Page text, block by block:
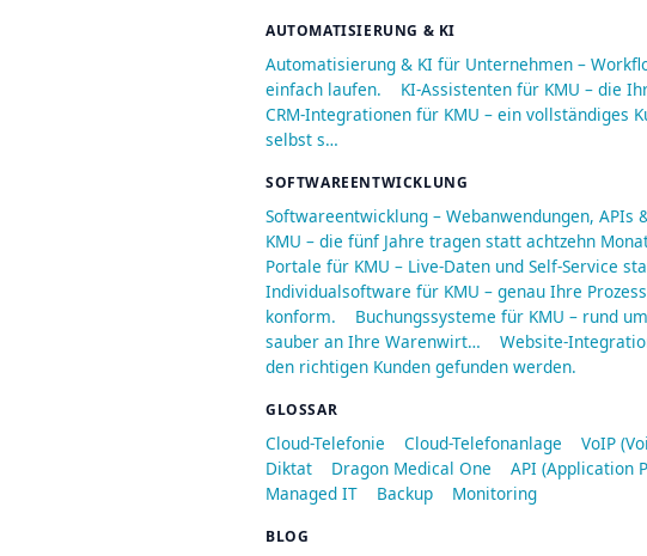
AUTOMATISIERUNG & KI
Automatisierung & KI für Unternehmen –
einfach laufen.
KI-Assistenten für KMU – die
CRM-Integrationen für KMU – ein vollständiges
selbst s…
SOFTWAREENTWICKLUNG
Softwareentwicklung – Webanwendungen, APIs
KMU – die fünf Jahre tragen statt achtzehn
Portale für KMU – Live-Daten und Self-Service
Individualsoftware für KMU – genau Ihre
konform.
Buchungssysteme für KMU – rund
sauber an Ihre Warenwirt…
Website-
den richtigen Kunden gefunden werden.
GLOSSAR
Cloud-Telefonie Cloud-Telefonanlage VoIP
Diktat
Dragon Medical One API (Application
Managed IT
Backup Monitoring
BLOG